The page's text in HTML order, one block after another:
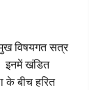
विषयगत सत्र
इनमें खंडित
के बीच हरित